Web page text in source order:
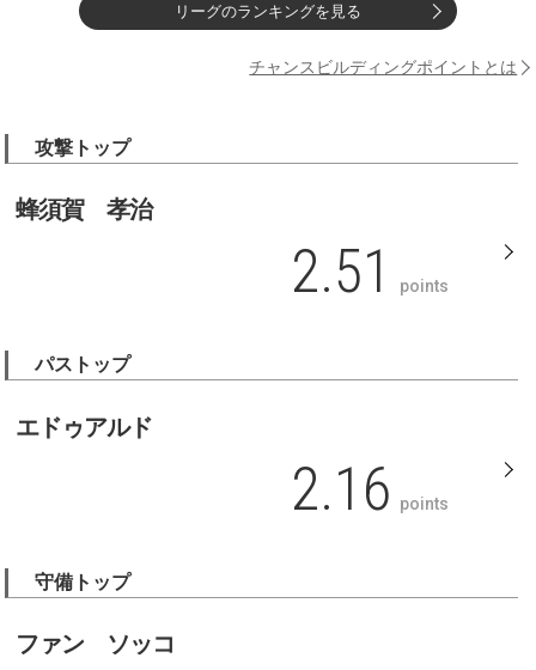
リーグのランキングを見る
チャンスビルディングポイントとは
攻撃トップ
蜂須賀 孝治
2.51 points
パストップ
エドゥアルド
2.16 points
守備トップ
ファン ソッコ